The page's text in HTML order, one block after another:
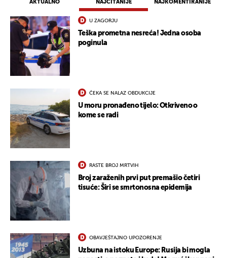
AKTUALNO NAJČITANIJE NAJKOMENTIRANIJE
U ZAGORJU
Teška prometna nesreća! Jedna osoba
poginula
ČEKA SE NALAZ OBDUKCIJE
U moru pronađeno tijelo: Otkriveno o
kome se radi
RASTE BROJ MRTVIH
Broj zaraženih prvi put premašio četiri
tisuće: Širi se smrtonosna epidemija
OBAVJEŠTAJNO UPOZORENJE
Uzbuna na istoku Europe: Rusija bi mogla